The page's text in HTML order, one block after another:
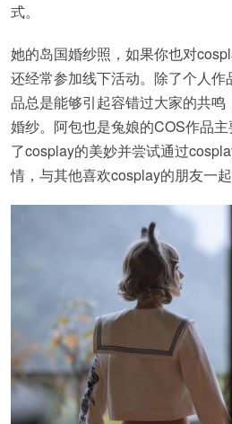
式。
她的岛国婚纱照，如果你也对
还经常参加线下活动。除了个人
品总是能够引起容错过大家的共
婚纱。阿包也是兔娘的COS作品
了cosplay的美妙并尝试通过
情，与其他喜欢cosplay的朋友一起